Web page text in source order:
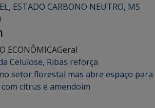
, ESTADO CARBONO NEUTRO, MS
ECONÔMICAGeral
Celulose, Ribas reforça
setor florestal mas abre espaço para
citrus e amendoim